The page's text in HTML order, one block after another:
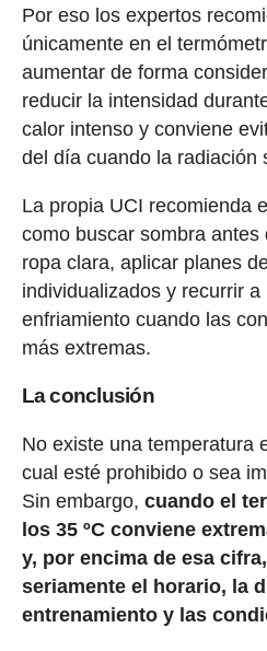
Por eso los expertos
únicamente en el
aumentar de forma
reducir la intensidad
calor intenso y conviene
del día cuando la radiación
La propia UCI recomienda
como buscar sombra antes
ropa clara, aplicar planes
individualizados y recurrir a
enfriamiento cuando las
más extremas.
La conclusión
No existe una temperatura
cual esté prohibido o sea
Sin embargo, cuando el
los 35 ºC conviene
y, por encima de esa
seriamente el horario, la
entrenamiento y las